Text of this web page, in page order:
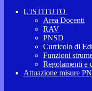
L'ISTITUTO
Area Docenti
RAV
PNSD
Curricolo di
Funzioni
Regolamenti e
Attuazione misure